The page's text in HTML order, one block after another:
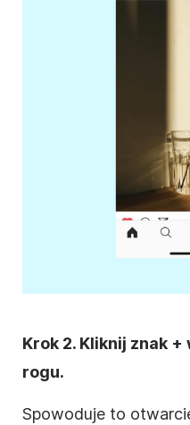
Krok 2. Kliknij znak
rogu.
Spowoduje to